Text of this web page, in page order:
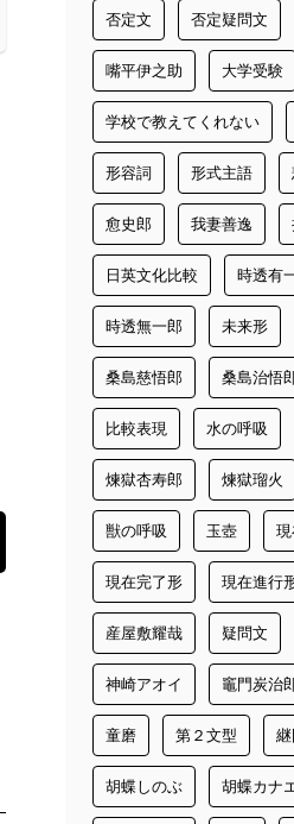
否定文 否定疑問文
嘴平伊之助 大学受験
学校で教えてくれない
形容詞 形式主語
愈史郎 我妻善逸
日英文化比較 時透有
時透無一郎 未来形
桑島慈悟郎 桑島治悟
比較表現 水の呼吸
煉獄杏寿郎 煉獄瑠火
獣の呼吸 玉壺
現在完了形 現在進行
産屋敷耀哉 疑問文
神崎アオイ 竈門炭治
童磨 第２文型
胡蝶しのぶ 胡蝶カナ